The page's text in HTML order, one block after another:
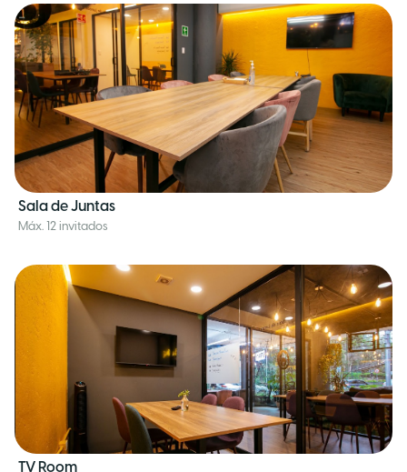
Sala de Juntas
Máx. 12 invitados
TV Room